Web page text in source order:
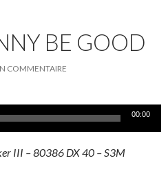
BE GOOD
COMMENTAIRE
00:00
III – 80386 DX 40 – S3M